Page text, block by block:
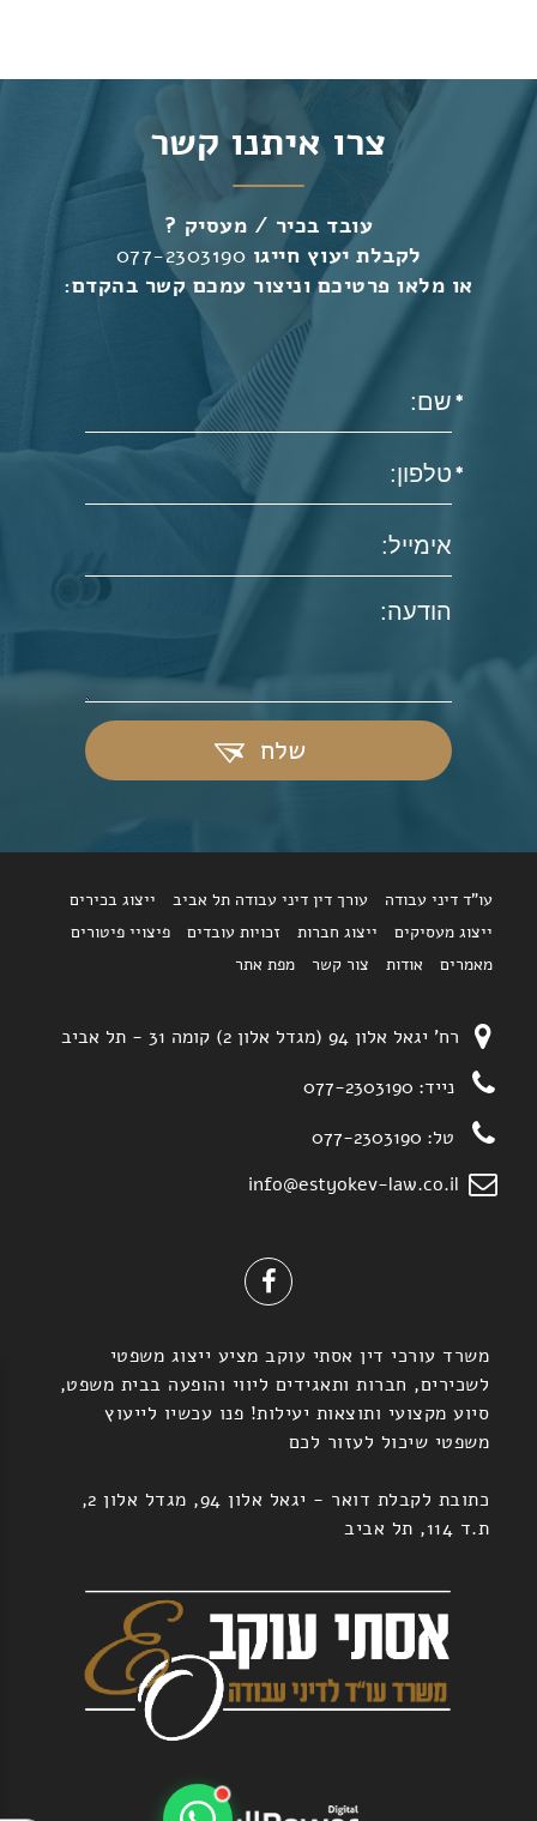
צרו איתנו קשר
עובד בכיר / מעסיק ?
לקבלת יעוץ חייגו 077-2303190
או מלאו פרטיכם וניצור עמכם קשר בהקדם:
שלח
עו"ד דיני עבודה עורך דין דיני עבודה תל אביב
ייצוג בכירים
ייצוג מעסיקים
ייצוג חברות זכויות עובדים
פיצויי פיטורים
מאמרים
אודות צור קשר מפת אתר
רח' יגאל אלון 94 (מגדל אלון 2) קומה 31 - תל אביב
נייד: 077-2303190
טל: 077-2303190
info@estyokev-law.co.il
משרד עורכי דין אסתי עוקב מציע ייצוג משפטי
לשכירים, חברות ותאגידים ליווי והופעה בבית משפט,
סיוע מקצועי ותוצאות יעילות! פנו עכשיו לייעוץ
משפטי שיכול לעזור לכם
כתובת לקבלת דואר - יגאל אלון 94, מגדל אלון 2,
ת.ד 114, תל אביב